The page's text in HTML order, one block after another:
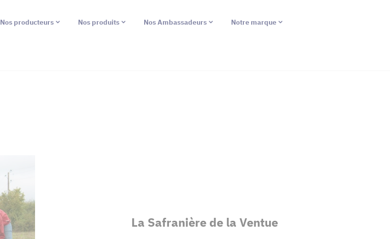
Nos producteurs Nos produits Nos Ambassadeurs Notre marque
La Safranière de la Ventue